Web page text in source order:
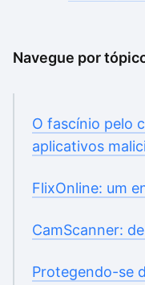
Navegue por
O fascínio pelo
aplicativos
FlixOnline: um
CamScanner:
Protegendo-se